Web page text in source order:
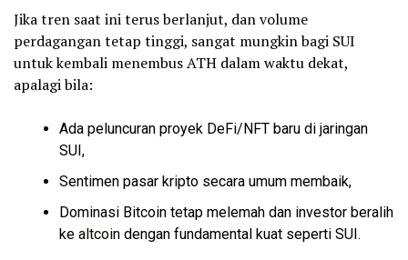
Jika tren saat ini terus berlanjut, dan volume
perdagangan tetap tinggi, sangat mungkin bagi SUI
untuk kembali menembus ATH dalam waktu dekat,
apalagi bila:
Ada peluncuran proyek DeFi/NFT baru di jaringan
SUI,
Sentimen pasar kripto secara umum membaik,
Dominasi Bitcoin tetap melemah dan investor beralih
ke altcoin dengan fundamental kuat seperti SUI.